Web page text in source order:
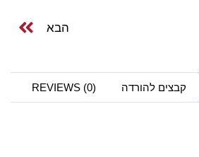
הבא
קבצים להורדה REVIEWS (0)